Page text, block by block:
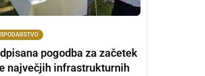
pogodba za začetek
največjih infrastrukturnih